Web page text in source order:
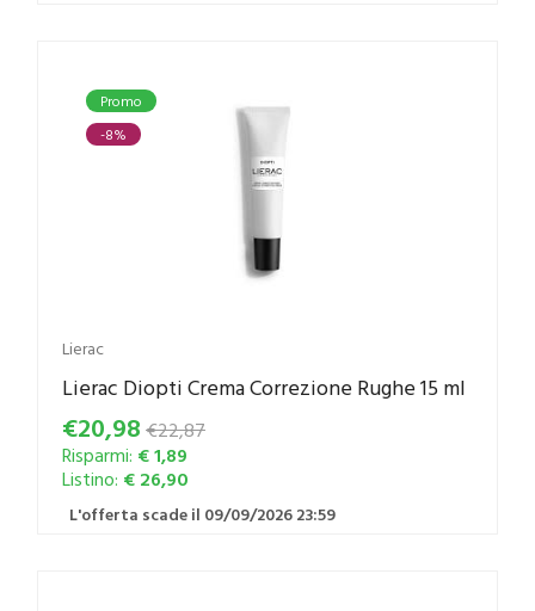
Promo
-8%
Lierac
Lierac Diopti Crema Correzione Rughe 15 ml
€20,98 €22,87
Risparmi: € 1,89
Listino: € 26,90
L'offerta scade il 09/09/2026 23:59